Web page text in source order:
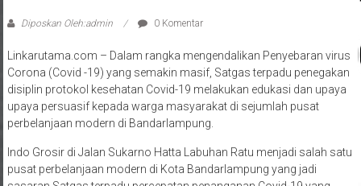
Diposkan Oleh:admin 0 Komentar
Linkarutama.com – Dalam rangka mengendalikan Penyebaran virus
Corona (Covid -19) yang semakin masif, Satgas terpadu penegakan
disiplin protokol kesehatan Covid-19 melakukan edukasi dan upaya
upaya persuasif kepada warga masyarakat di sejumlah pusat
perbelanjaan modern di Bandarlampung.
Indo Grosir di Jalan Sukarno Hatta Labuhan Ratu menjadi salah satu
pusat perbelanjaan modern di Kota Bandarlampung yang jadi